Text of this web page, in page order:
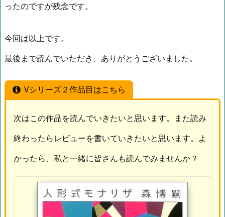
ったのですが残念です。
今回は以上です。
最後まで読んでいただき、ありがとうございました。
Vシリーズ２作品目はこちら
次はこの作品を読んでいきたいと思います。また読み
終わったらレビューを書いていきたいと思います。よ
かったら、私と一緒に皆さんも読んでみませんか？